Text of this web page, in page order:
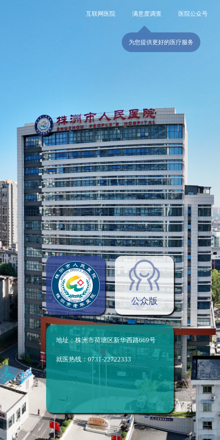
公众版
地址：株洲市荷塘区新华西路669号
就医热线：0731-22722333
互联网医院 满意度调查 医院公众号
为您提供更好的医疗服务